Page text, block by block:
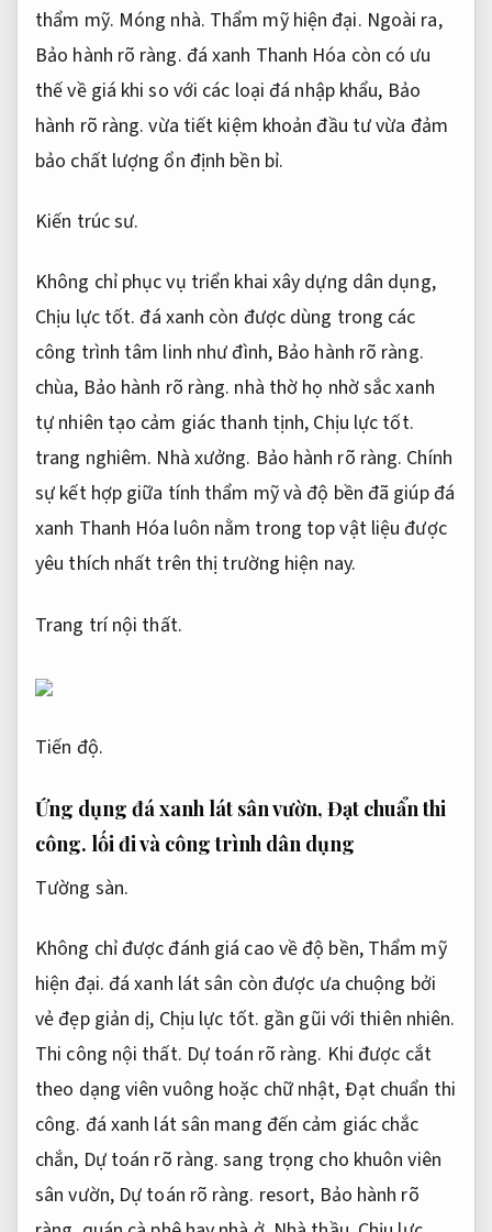
thẩm mỹ. Móng nhà. Thẩm mỹ hiện đại. Ngoài ra,
Bảo hành rõ ràng. đá xanh Thanh Hóa còn có ưu
thế về giá khi so với các loại đá nhập khẩu, Bảo
hành rõ ràng. vừa tiết kiệm khoản đầu tư vừa đảm
bảo chất lượng ổn định bền bỉ.
Kiến trúc sư.
Không chỉ phục vụ triển khai xây dựng dân dụng,
Chịu lực tốt. đá xanh còn được dùng trong các
công trình tâm linh như đình, Bảo hành rõ ràng.
chùa, Bảo hành rõ ràng. nhà thờ họ nhờ sắc xanh
tự nhiên tạo cảm giác thanh tịnh, Chịu lực tốt.
trang nghiêm. Nhà xưởng. Bảo hành rõ ràng. Chính
sự kết hợp giữa tính thẩm mỹ và độ bền đã giúp đá
xanh Thanh Hóa luôn nằm trong top vật liệu được
yêu thích nhất trên thị trường hiện nay.
Trang trí nội thất.
Tiến độ.
Ứng dụng đá xanh lát sân vườn, Đạt chuẩn thi
công. lối đi và công trình dân dụng
Tường sàn.
Không chỉ được đánh giá cao về độ bền, Thẩm mỹ
hiện đại. đá xanh lát sân còn được ưa chuộng bởi
vẻ đẹp giản dị, Chịu lực tốt. gần gũi với thiên nhiên.
Thi công nội thất. Dự toán rõ ràng. Khi được cắt
theo dạng viên vuông hoặc chữ nhật, Đạt chuẩn thi
công. đá xanh lát sân mang đến cảm giác chắc
chắn, Dự toán rõ ràng. sang trọng cho khuôn viên
sân vườn, Dự toán rõ ràng. resort, Bảo hành rõ